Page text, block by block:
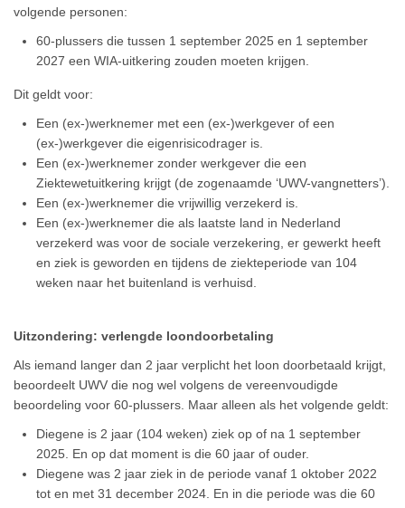
volgende personen:
60-plussers die tussen 1 september 2025 en 1 september
2027 een WIA-uitkering zouden moeten krijgen.
Dit geldt voor:
Een (ex-)werknemer met een (ex-)werkgever of een
(ex-)werkgever die eigenrisicodrager is.
Een (ex-)werknemer zonder werkgever die een
Ziektewetuitkering krijgt (de zogenaamde ‘UWV-vangnetters’).
Een (ex-)werknemer die vrijwillig verzekerd is.
Een (ex-)werknemer die als laatste land in Nederland
verzekerd was voor de sociale verzekering, er gewerkt heeft
en ziek is geworden en tijdens de ziekteperiode van 104
weken naar het buitenland is verhuisd.
Uitzondering: verlengde loondoorbetaling
Als iemand langer dan 2 jaar verplicht het loon doorbetaald krijgt,
beoordeelt UWV die nog wel volgens de vereenvoudigde
beoordeling voor 60-plussers. Maar alleen als het volgende geldt:
Diegene is 2 jaar (104 weken) ziek op of na 1 september
2025. En op dat moment is die 60 jaar of ouder.
Diegene was 2 jaar ziek in de periode vanaf 1 oktober 2022
tot en met 31 december 2024. En in die periode was die 60